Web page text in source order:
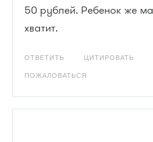
50 рублей. Ребенок же
хватит.
ОТВЕТИТЬ ЦИТИРОВАТЬ
ПОЖАЛОВАТЬСЯ